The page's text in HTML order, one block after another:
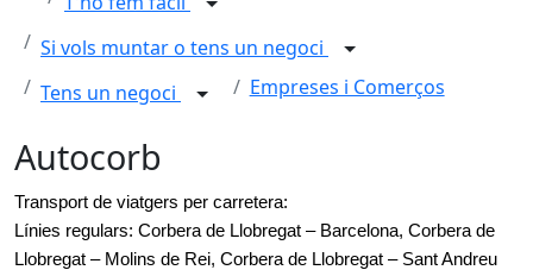
Si vols muntar o tens un negoci
Tens un negoci
Empreses i Comerços
Autocorb
Transport de viatgers per carretera:
Línies regulars: Corbera de Llobregat – Barcelona, Corbera de
Llobregat – Molins de Rei, Corbera de Llobregat – Sant Andreu